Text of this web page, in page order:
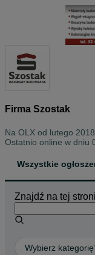
Firma Szostak
Na OLX od lutego 2018
Ostatnio online w dniu
Wszystkie
Znajdź na tej
Wybierz kategorię